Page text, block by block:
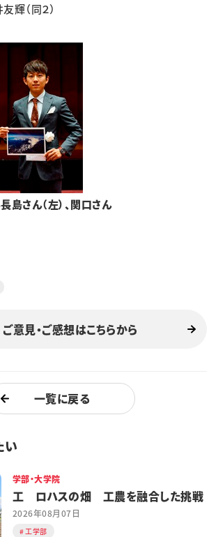
（同２）
島さん（左）、関口さん
ご意見・ご感想はこちらから
一覧に戻る
い
学部・大学院
工 ロハスの畑 工農を融合した挑戦
2026年08月07日
工学部